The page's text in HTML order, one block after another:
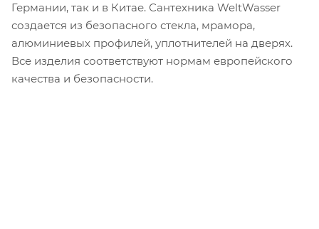
Германии, так и в Китае. Сантехника WeltWasser
создается из безопасного стекла, мрамора,
алюминиевых профилей, уплотнителей на дверях.
Все изделия соответствуют нормам европейского
качества и безопасности.